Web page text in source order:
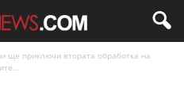
ще приключи втората обработка на